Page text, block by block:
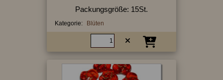
Packungsgröße: 15St.
Kategorie: Blüten